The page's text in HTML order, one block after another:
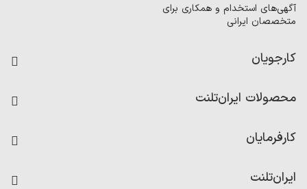
آگهی‌های استخدام و همکاری برای
متخصصان ایرانی
کارجویان
رزومه ساز
امتیاز شرکت‌ها
محصولات ایران‌تلنت
کاردیکس
کارفرمایان
ایران‌تلنت